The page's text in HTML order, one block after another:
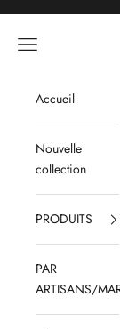
Menu
Accueil
Nouvelle
collection
PRODUITS
PAR
ARTISANS/